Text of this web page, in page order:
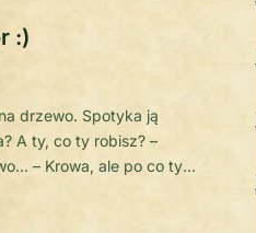
:)
drzewo. Spotyka ją
A ty, co ty robisz? –
– Krowa, ale po co ty
Przecież to jest dąb! –